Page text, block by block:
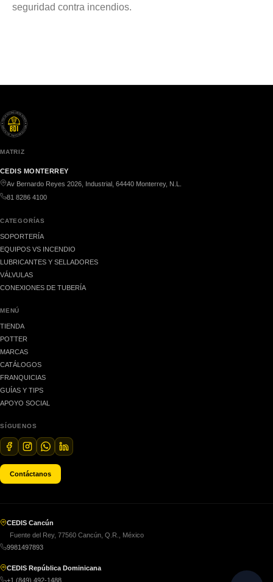
seguridad contra incendios.
MATRIZ
CEDIS MONTERREY
Av Bernardo Reyes 2026, Industrial, 64440 Monterrey, N.L.
81 8286 4100
CATEGORÍAS
SOPORTERÍA
EQUIPOS VS INCENDIO
LUBRICANTES Y SELLADORES
VÁLVULAS
CONEXIONES DE TUBERÍA
MENÚ
TIENDA
POTTER
MARCAS
CATÁLOGOS
FRANQUICIAS
GUÍAS Y TIPS
APOYO SOCIAL
SÍGUENOS
Contáctanos
CEDIS Cancún
Fuente del Rey, 77560 Cancún, Q.R., México
9981497893
CEDIS República Dominicana
+1 (849) 492-1488